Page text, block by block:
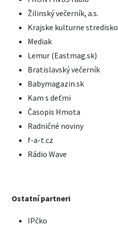
Žilinský večerník, a.s.
Krajske kulturne stredisko
Mediak
Lemur (Eastmag.sk)
Bratislavský večerník
Babymagazin.sk
Kam s deťmi
Časopis Hmota
Radničné noviny
f-a-t.cz
Rádio Wave
Ostatní partneri
IPčko